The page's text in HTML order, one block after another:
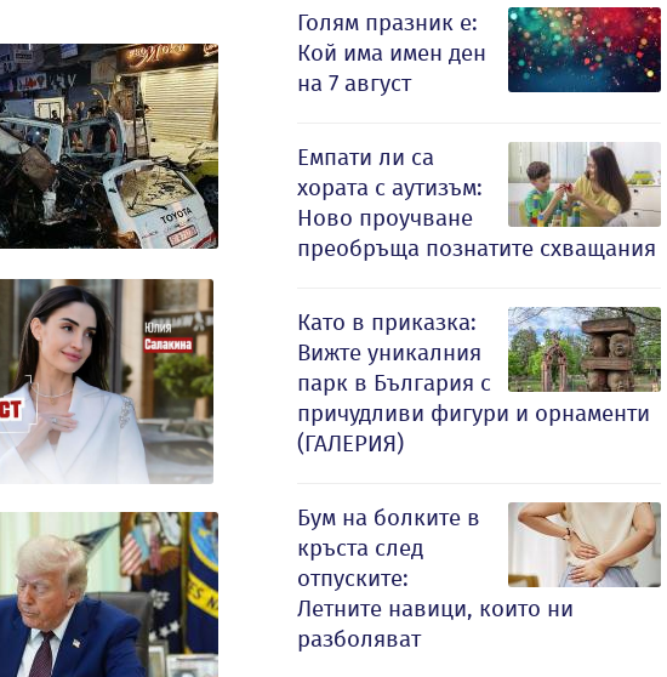
Голям празник е:
Кой има имен ден
на 7 август
Емпати ли са
хората с аутизъм:
Ново проучване
преобръща познатите схващания
Като в приказка:
Вижте уникалния
парк в България с
причудливи фигури и орнаменти
(ГАЛЕРИЯ)
Бум на болките в
кръста след
отпуските:
Летните навици, които ни
разболяват